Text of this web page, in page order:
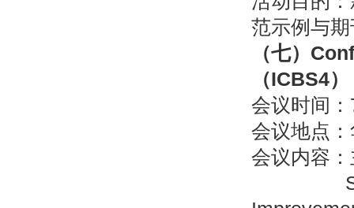
范示例与
（七）
（ICBS4）
会议时间
会议地点
会议内容
Section